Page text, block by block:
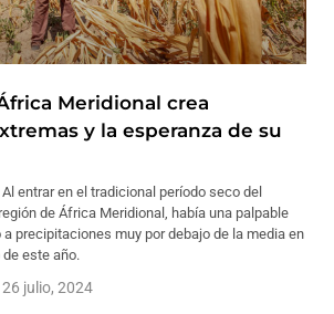
Meridional crea
y la esperanza de su
entrar en el tradicional período seco del
de África Meridional, había una palpable
precipitaciones muy por debajo de la media en
de este año.
26 julio, 2024